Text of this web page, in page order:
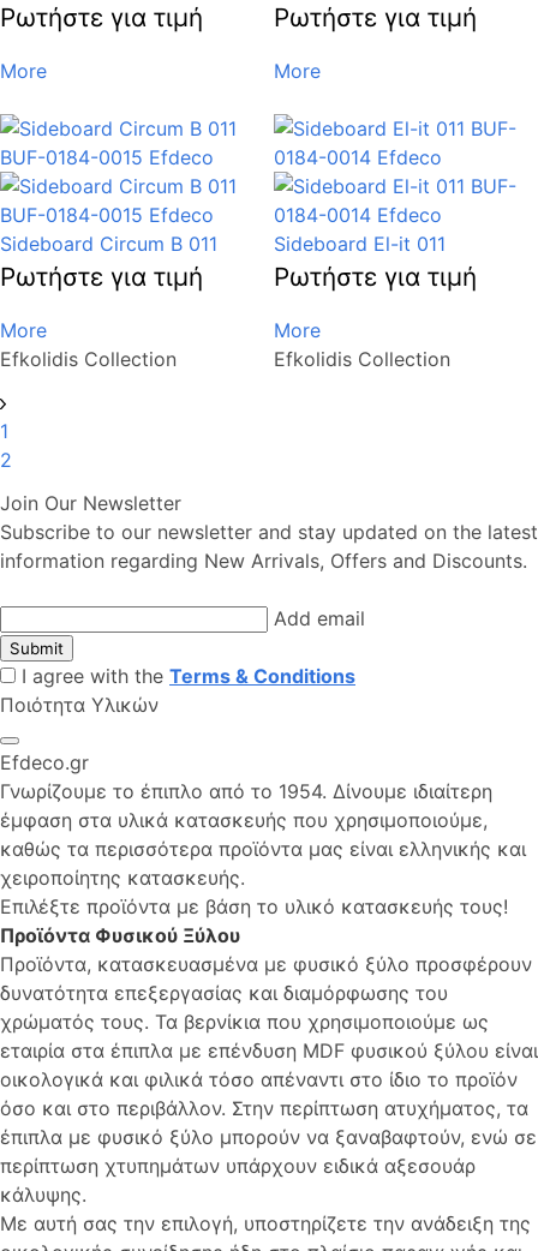
Ρωτήστε για τιμή
More
Ρωτήστε για τιμή
More
Sideboard Circum B 011
Ρωτήστε για τιμή
More
Efkolidis Collection
Sideboard El-it 011
Ρωτήστε για τιμή
More
Efkolidis Collection
1
2
Join Our Newsletter
Subscribe to our newsletter and stay updated on the latest
information regarding New Arrivals, Offers and Discounts.
Add email
Submit
I agree with the Terms & Conditions
Ποιότητα Υλικών
Efdeco.gr
Γνωρίζουμε το έπιπλο από το 1954. Δίνουμε ιδιαίτερη
έμφαση στα υλικά κατασκευής που χρησιμοποιούμε,
καθώς τα περισσότερα προϊόντα μας είναι ελληνικής και
χειροποίητης κατασκευής.
Επιλέξτε προϊόντα με βάση το υλικό κατασκευής τους!
Προϊόντα Φυσικού Ξύλου
Προϊόντα, κατασκευασμένα με φυσικό ξύλο προσφέρουν
δυνατότητα επεξεργασίας και διαμόρφωσης του
χρώματός τους. Τα βερνίκια που χρησιμοποιούμε ως
εταιρία στα έπιπλα με επένδυση MDF φυσικού ξύλου είναι
οικολογικά και φιλικά τόσο απέναντι στο ίδιο το προϊόν
όσο και στο περιβάλλον. Στην περίπτωση ατυχήματος, τα
έπιπλα με φυσικό ξύλο μπορούν να ξαναβαφτούν, ενώ σε
περίπτωση χτυπημάτων υπάρχουν ειδικά αξεσουάρ
κάλυψης.
Με αυτή σας την επιλογή, υποστηρίζετε την ανάδειξη της